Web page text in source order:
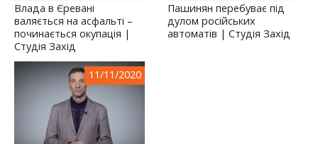
Влада в Єревані
валяється на асфальті –
починається окупація |
Студія Захід
Пашинян перебуває під
дулом російських
автоматів | Студія Захід
11/11/2020